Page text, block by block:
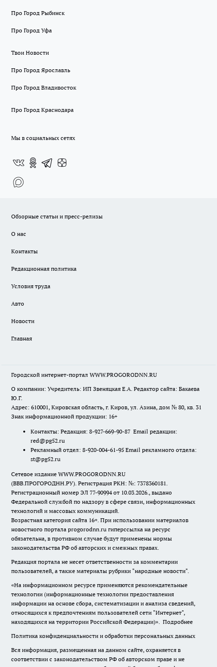
Про Город Рыбинск
Про Город Уфа
Твои Новости
Про Город Ярославль
Про Город Владивосток
Про Город Краснодара
Мы в социальных сетях
Обзорные статьи и пресс-релизы
О нас
Контакты
Редакционная политика
Условия труда
Авто
Новости
Главная
Городской интернет-портал WWW.PROGORODNN.RU
О компании: Учредитель: ИП Звеняцкая Е.А. Редактор сайта: Бакаева
Ю.Г.
Адрес: 610001, Кировская область, г. Киров, ул. Азина, дом № 80, кв. 31
Знак информационной продукции: 16+
Контакты: Редакция: 8-927-669-90-87 Email редакции:
red@pg52.ru
Рекламный отдел: 8-920-004-61-95 Email рекламного отдела:
st@pg52.ru
Сетевое издание WWW.PROGORODNN.RU
(ВВВ.ПРОГОРОДНН.РУ). Регистрация РКН: №: 7378360181.
Регистрационный номер ЭЛ 77-90994 от 10.03.2026., выдано
Федеральной службой по надзору в сфере связи, информационных
технологий и массовых коммуникаций.
Возрастная категория сайта 16+. При использовании материалов
новостного портала progorodnn.ru гиперссылка на ресурс
обязательна, в противном случае будут применены нормы
законодательства РФ об авторских и смежных правах.
Редакция портала не несет ответственности за комментарии
пользователей, а также материалы рубрики "народные новости".
«На информационном ресурсе применяются рекомендательные
технологии (информационные технологии предоставления
информации на основе сбора, систематизации и анализа сведений,
относящихся к предпочтениям пользователей сети "Интернет",
находящихся на территории Российской Федерации)». Подробнее
Политика конфиденциальности и обработки персональных данных
Вся информация, размещенная на данном сайте, охраняется в
соответствии с законодательством РФ об авторском праве и не